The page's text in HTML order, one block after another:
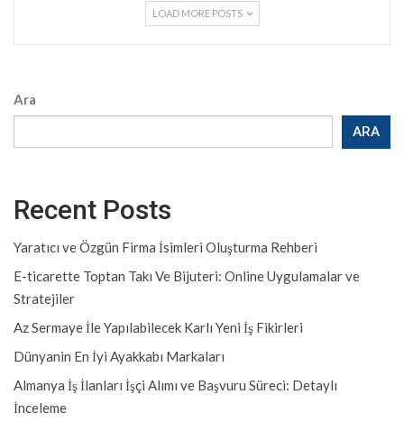
LOAD MORE POSTS
Ara
ARA
Recent Posts
Yaratıcı ve Özgün Firma İsimleri Oluşturma Rehberi
E-ticarette Toptan Takı Ve Bijuteri: Online Uygulamalar ve
Stratejiler
Az Sermaye İle Yapılabilecek Karlı Yeni İş Fikirleri
Dünyanin En İyi Ayakkabı Markaları
Almanya İş İlanları İşçi Alımı ve Başvuru Süreci: Detaylı
İnceleme